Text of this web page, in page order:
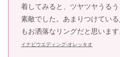
着してみると、ツヤツヤうる
素敵でした。あまりつけてい
もお洒落なリングだと思います
イナビウエディング-オレッキオ